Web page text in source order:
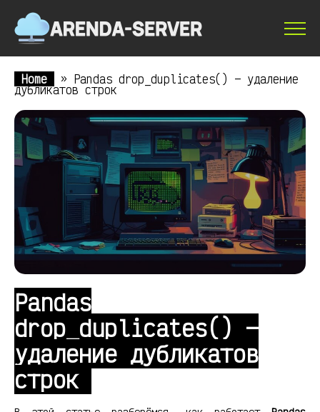
Home » Pandas drop_duplicates() — удаление
дубликатов строк
Pandas
drop_duplicates() —
удаление дубликатов
строк